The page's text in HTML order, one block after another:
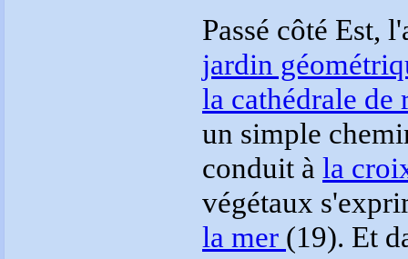
Passé côté Est,
jardin
la cathédrale de
un simple
conduit à la
végétaux
la mer (19). Et